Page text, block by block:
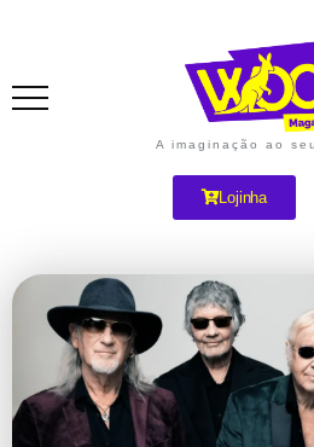
A imaginação ao
Lojinha